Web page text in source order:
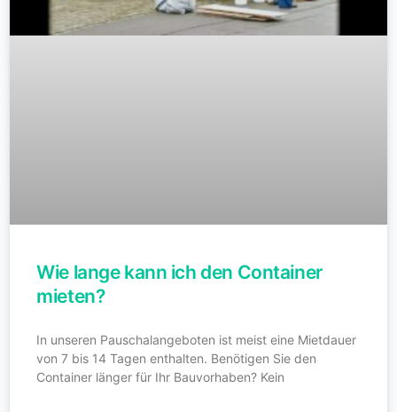
Wie lange kann ich den Container
mieten?
In unseren Pauschalangeboten ist meist eine Mietdauer
von 7 bis 14 Tagen enthalten. Benötigen Sie den
Container länger für Ihr Bauvorhaben? Kein